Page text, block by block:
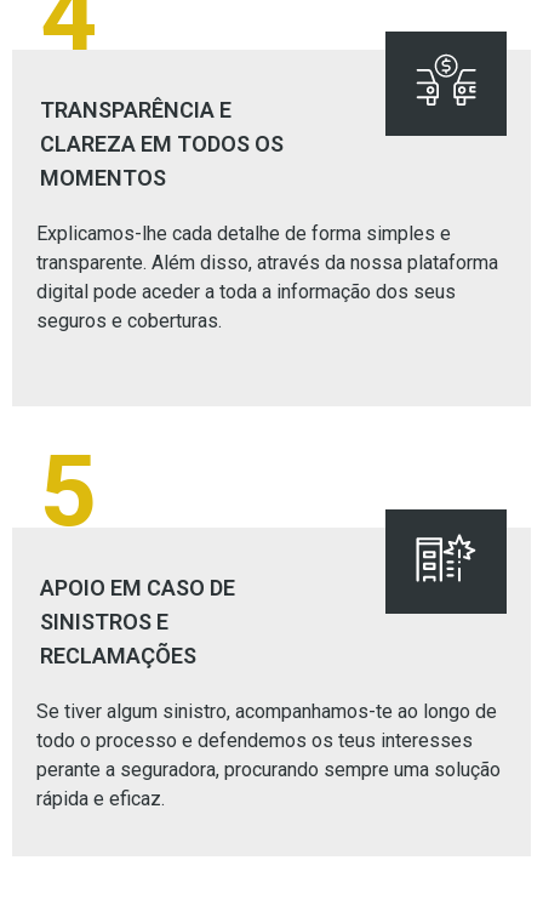
TRANSPARÊNCIA E
CLAREZA EM TODOS OS
MOMENTOS
Explicamos-lhe cada detalhe de forma simples e
transparente. Além disso, através da nossa plataforma
digital pode aceder a toda a informação dos seus
seguros e coberturas.
5
APOIO EM CASO DE
SINISTROS E
RECLAMAÇÕES
Se tiver algum sinistro, acompanhamos-te ao longo de
todo o processo e defendemos os teus interesses
perante a seguradora, procurando sempre uma solução
rápida e eficaz.